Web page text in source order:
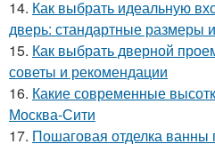
14. Как выбрать идеальную
дверь: стандартные размеры
15. Как выбрать дверной
советы и рекомендации
16. Какие современные
Москва-Сити
17. Пошаговая отделка